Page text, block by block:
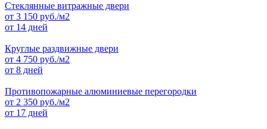
Стеклянные витражные двери
от 3 150 руб./м2
от 14 дней
Круглые раздвижные двери
от 4 750 руб./м2
от 8 дней
Противопожарные алюминиевые перегородки
от 2 350 руб./м2
от 17 дней